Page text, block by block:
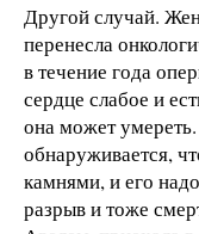
Другой случай.
перенесла
в течение года
сердце слабое и
она может
обнаруживается,
камнями, и его
разрыв и тоже